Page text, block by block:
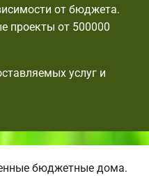
от бюджета.
проекты от 500000
услуг и
бюджетные дома.